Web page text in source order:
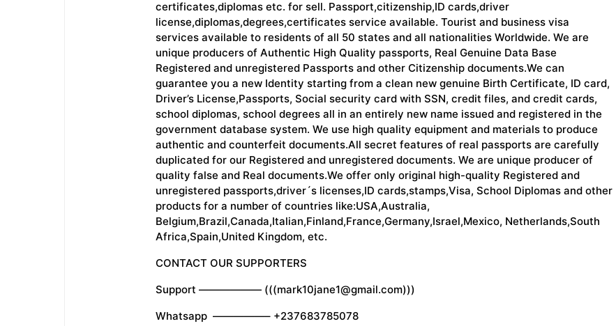
certificates,diplomas etc. for sell. Passport,citizenship,ID cards,driver
license,diplomas,degrees,certificates service available. Tourist and business visa
services available to residents of all 50 states and all nationalities Worldwide. We are
unique producers of Authentic High Quality passports, Real Genuine Data Base
Registered and unregistered Passports and other Citizenship documents.We can
guarantee you a new Identity starting from a clean new genuine Birth Certificate, ID card,
Driver’s License,Passports, Social security card with SSN, credit files, and credit cards,
school diplomas, school degrees all in an entirely new name issued and registered in the
government database system. We use high quality equipment and materials to produce
authentic and counterfeit documents.All secret features of real passports are carefully
duplicated for our Registered and unregistered documents. We are unique producer of
quality false and Real documents.We offer only original high-quality Registered and
unregistered passports,driver´s licenses,ID cards,stamps,Visa, School Diplomas and other
products for a number of countries like:USA,Australia,
Belgium,Brazil,Canada,Italian,Finland,France,Germany,Israel,Mexico, Netherlands,South
Africa,Spain,United Kingdom, etc.
CONTACT OUR SUPPORTERS
Support —————— (((mark10jane1@gmail.com)))
Whatsapp —————– +237683785078